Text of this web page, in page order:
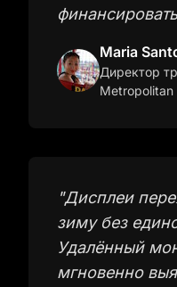
Maria
Директор
"Дисплеи
зиму без
Удалённый
мгновенно